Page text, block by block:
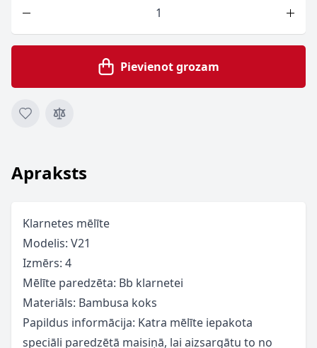
Pievienot grozam
Apraksts
Klarnetes mēlīte
Modelis: V21
Izmērs: 4
Mēlīte paredzēta: Bb klarnetei
Materiāls: Bambusa koks
Papildus informācija: Katra mēlīte iepakota
speciāli paredzētā maisiņā, lai aizsargātu to no